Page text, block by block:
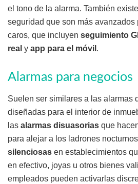
el tono de la alarma. También
seguridad que son más avanzados
caros, que incluyen seguimiento
real y app para el móvil .
Alarmas para negocios
Suelen ser similares a las alarmas
diseñadas para el interior de
las alarmas disuasorias que
para alejar a los ladrones
silenciosas en establecimientos
en efectivo, joyas u otros bienes
empleados pueden activarlas